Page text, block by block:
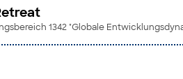
1342 "Globale